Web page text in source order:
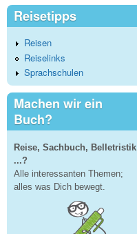
Reisetipps
Reisen
Reiselinks
Sprachschulen
Machen wir ein
Buch?
Reise, Sachbuch, Belletristik
...?
Alle interessanten Themen;
alles was Dich bewegt.